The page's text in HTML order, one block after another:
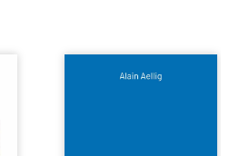
Et si le naufrage